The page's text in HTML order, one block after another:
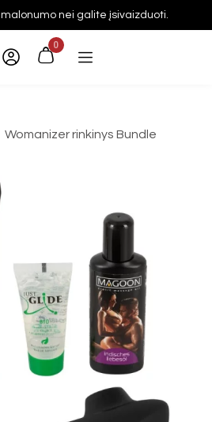
nei galite įsivaizduoti.
0
Womanizer rinkinys Bundle